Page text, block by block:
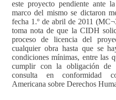
este proyecto pendiente ante
marco del mismo se dictaron
fecha 1.º de abril de 2011
toma nota de que la CIDH
proceso de licencia del
cualquier obra hasta que se
condiciones mínimas, entre las
cumplir con la obligación de
consulta en conformidad
Americana sobre Derechos